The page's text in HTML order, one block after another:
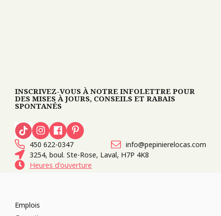
INSCRIVEZ-VOUS À NOTRE INFOLETTRE POUR
DES MISES À JOURS, CONSEILS ET RABAIS
SPONTANÉS
450 622-0347
info@pepinierelocas.com
3254, boul. Ste-Rose, Laval, H7P 4K8
Heures d'ouverture
Emplois